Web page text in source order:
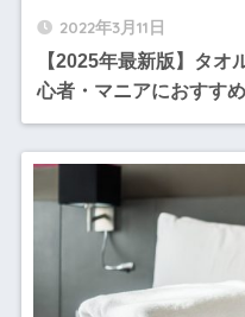
2022年3月11日
【2025年最新版】タオ
心者・マニアにおすす